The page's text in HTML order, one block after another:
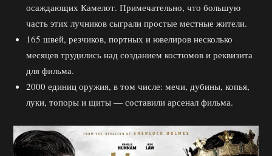
осаждающих Камелот. Примечательно, что большую
часть этих лучников сыграли простые местные жители.
165 швей, резчиков, портных и ювелиров несколько
месяцев трудились над созданием костюмов и реквизита
для фильма.
2000 единиц оружия, в том числе: мечи, дубины, копья,
луки, топоры и щиты — составили арсенал фильма.